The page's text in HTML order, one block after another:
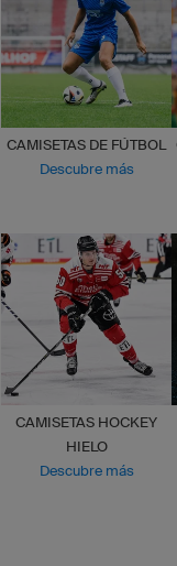
CAMISETAS DE FÚTBOL
Descubre más
CAMISETAS HOCKEY
HIELO
Descubre más